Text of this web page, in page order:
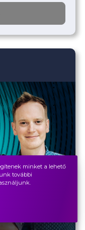
minket a lehető
további